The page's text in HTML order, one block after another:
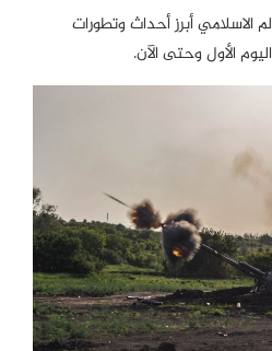
الاسلامي أبرز أحداث وتطورات
الأول وحتى الآن.